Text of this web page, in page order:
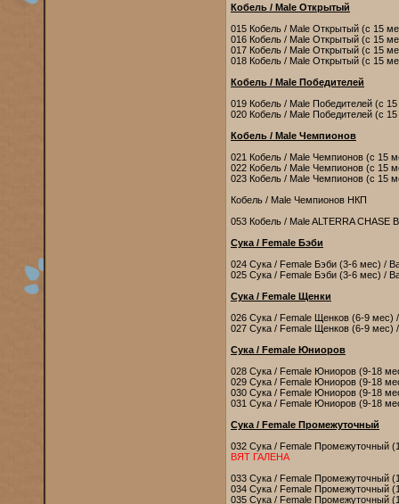
Кобель / Male Открытый
015 Кобель / Male Открытый (с 15
016 Кобель / Male Открытый (с 15
017 Кобель / Male Открытый (с 15
018 Кобель / Male Открытый (с 15
Кобель / Male Победителей
019 Кобель / Male Победителей (с
020 Кобель / Male Победителей (с
Кобель / Male Чемпионов
021 Кобель / Male Чемпионов (с 15
022 Кобель / Male Чемпионов (с 15
023 Кобель / Male Чемпионов (с 15
Кобель / Male Чемпионов НКП
053 Кобель / Male ALTERRA CHASE
Сука / Female Бэби
024 Сука / Female Бэби (3-6 мес) /
025 Сука / Female Бэби (3-6 мес) /
Сука / Female Щенки
026 Сука / Female Щенков (6-9 мес)
027 Сука / Female Щенков (6-9 мес)
Сука / Female Юниоров
028 Сука / Female Юниоров (9-18
029 Сука / Female Юниоров (9-18
030 Сука / Female Юниоров (9-18
031 Сука / Female Юниоров (9-18
Сука / Female Промежуточный
032 Сука / Female Промежуточный
ВЯТ ГАЛЕНА
033 Сука / Female Промежуточный
034 Сука / Female Промежуточный
035 Сука / Female Промежуточный